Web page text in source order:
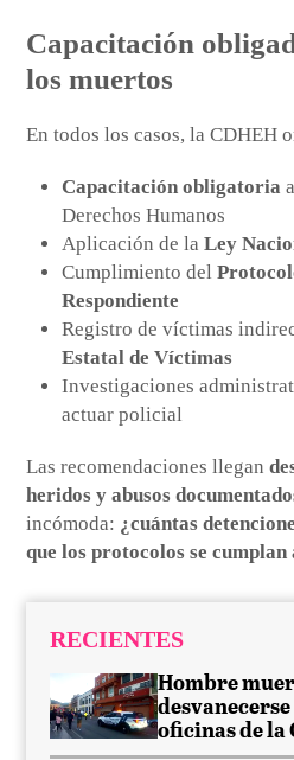
Capacitación
los muertos
En todos los casos, la CDHEH
Capacitación obligatoria
Derechos Humanos
Aplicación de laLey
Cumplimiento del
Respondiente
Registro de víctimas
Estatal de Víctimas
Investigaciones
actuar policial
Las recomendaciones llegan
heridos y abusos
incómoda: ¿cuántas
que los protocolos se cumplan
RECIENTES
Hombre
oficinas de la